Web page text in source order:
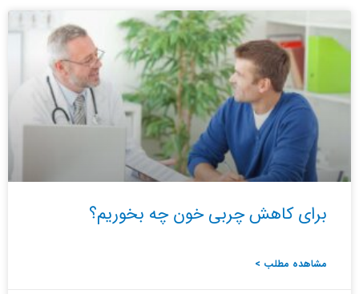
برای کاهش چربی خون چه بخوریم؟
مشاهده مطلب >